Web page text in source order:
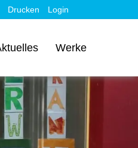
Drucken Login
Werke